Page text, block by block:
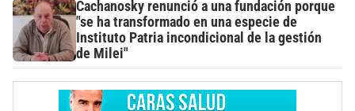
Cachanosky renunció a una fundación porque
"se ha transformado en una especie de
Instituto Patria incondicional de la gestión
de Milei"